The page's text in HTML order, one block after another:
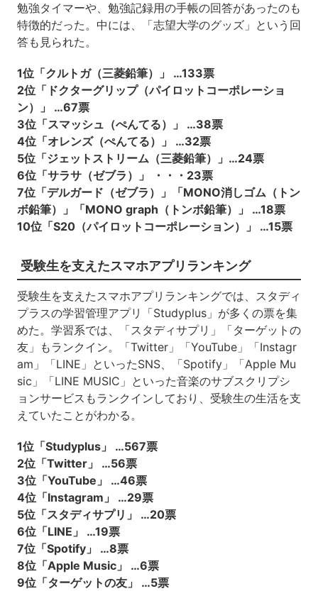
勉強タイマーや、勉強記録用の手帳の回答があったのも
特徴的だった。中には、「志望大学のグッズ」という回
答も見られた。
1位「クルトガ（三菱鉛筆）」 …133票
2位「ドクターグリップ（パイロットコーポレーショ
ン）」 …67票
3位「スマッシュ（ぺんてる）」 …38票
4位「オレンズ（ぺんてる）」 …32票
5位「ジェットストリーム（三菱鉛筆）」…24票
6位「サラサ（ゼブラ）」 ・・・23票
7位「デルガード（ゼブラ）」「MONO消しゴム（トン
ボ鉛筆）」「MONO graph（トンボ鉛筆）」 …18票
10位「S20（パイロットコーポレーション）」 …15票
受験生を支えたスマホアプリランキング
受験生を支えたスマホアプリランキングでは、スタディ
プラスの学習管理アプリ「Studyplus」が多くの票を集
めた。学習系では、「スタディサプリ」「ターゲットの
友」もランクイン。「Twitter」「YouTube」「Instagr
am」「LINE」といったSNS、「Spotify」「Apple Mu
sic」「LINE MUSIC」といった音楽のサブスクリプシ
ョンサービスもランクインしており、受験生の生活を支
えていたことがわかる。
1位「Studyplus」 …567票
2位「Twitter」 …56票
3位「YouTube」 …46票
4位「Instagram」 …29票
5位「スタディサプリ」 …20票
6位「LINE」 …19票
7位「Spotify」 …8票
8位「Apple Music」 …6票
9位「ターゲットの友」 …5票